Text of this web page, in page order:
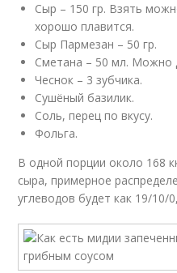
Сыр – 150 гр. Взять
хорошо плавится.
Сыр Пармезан – 50 гр.
Сметана – 50 мл. Можно
Чеснок – 3 зубчика.
Сушёный базилик.
Соль, перец по вкусу.
Фольга.
В одной порции около 168
сыра, примерное
углеводов будет как 19/10/